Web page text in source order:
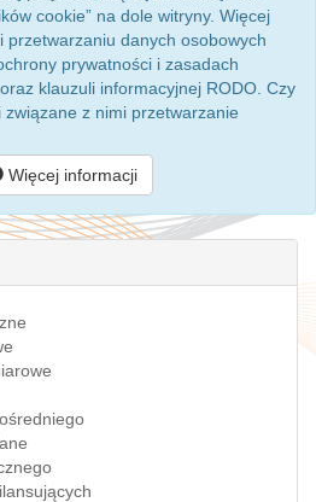
cookie” na dole witryny. Więcej
przetwarzaniu danych osobowych
prywatności i zasadach
klauzuli informacyjnej RODO. Czy
z nimi przetwarzanie
Więcej informacji